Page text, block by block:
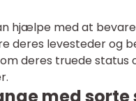
hjælpe med at
deres levesteder og
deres truede